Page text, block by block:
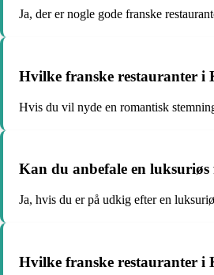
Ja, der er nogle gode franske
Hvilke franske restauranter i
Hvis du vil nyde en romantisk
Kan du anbefale en
Ja, hvis du er på udkig efter en
Hvilke franske restauranter i